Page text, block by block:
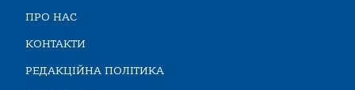
ПРО НАС
КОНТАКТИ
РЕДАКЦІЙНА ПОЛІТИКА